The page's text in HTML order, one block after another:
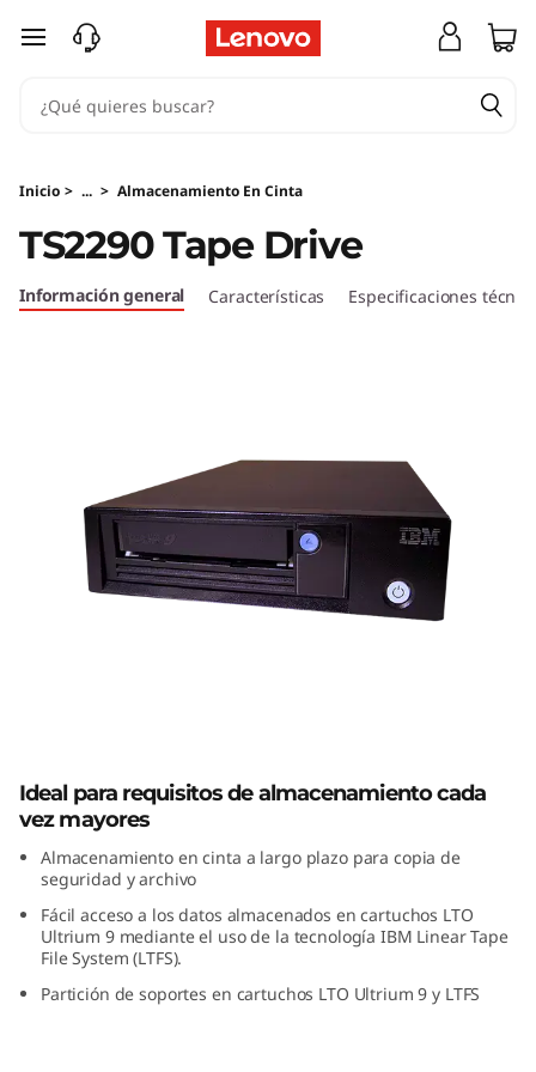
T
2
9
0
Ir al contenido principal
Inicio > ... > Almacenamiento En Cinta
TS2290 Tape Drive
Información general Características Especificaciones
Ideal para requisitos de almacenamiento cada
vez mayores
Almacenamiento en cinta a largo plazo para copia de
seguridad y archivo
Fácil acceso a los datos almacenados en cartuchos LTO
Ultrium 9 mediante el uso de la tecnología IBM Linear Tape
File System (LTFS).
Partición de soportes en cartuchos LTO Ultrium 9 y LTFS